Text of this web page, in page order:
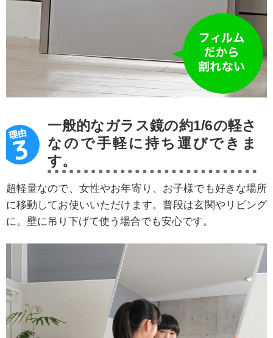
一般的なガラス鏡の約1/6の軽さ
なので手軽に持ち運びできま
す。
超軽量なので、女性やお年寄り、お子様でも好きな場所
に移動してお使いいただけます。普段は玄関やリビング
に。壁に吊り下げて使う場合でも安心です。